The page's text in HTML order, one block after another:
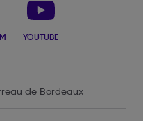
YOUTUBE
de Bordeaux